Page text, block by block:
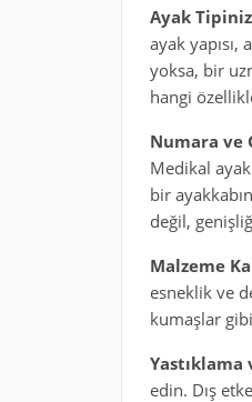
Ayak
ayak
yoksa, bir
hangi
Numara ve
Medikal
bir
değil,
Malzeme
esneklik ve
kumaşlar
Yastıklama
edin. Dış